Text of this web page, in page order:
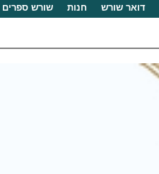
דואר שורש חנות שורש ספרים